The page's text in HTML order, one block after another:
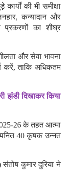
की भी समीक्षा
कन्यादान और
प्रकरणों का शीघ्र
और सेवा भावना
करें, ताकि अधिकतम
झंडी दिखाकर किया
26 के तहत आत्मा
40 कृषक उन्नत
कुमार दुरिया ने